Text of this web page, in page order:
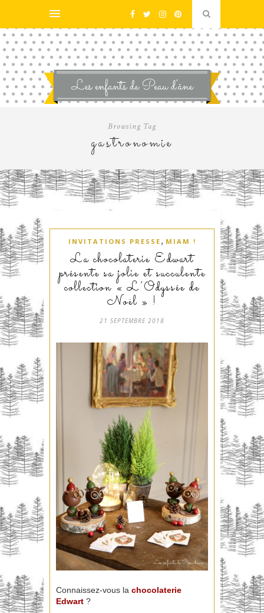
Browsing Tag
gastronomie
INVITATIONS PRESSE , MIAM !
La chocolaterie Edwart
présente sa jolie et succulente
collection « L’Odyssée de
Noël » !
21 SEPTEMBRE 2018
Connaissez-vous la chocolaterie
Edwart ?